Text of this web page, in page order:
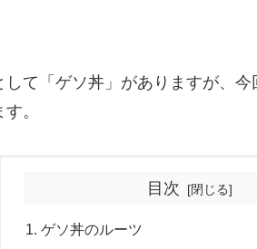
て「ゲソ丼」がありますが、
。
目次
ゲソ丼のルーツ